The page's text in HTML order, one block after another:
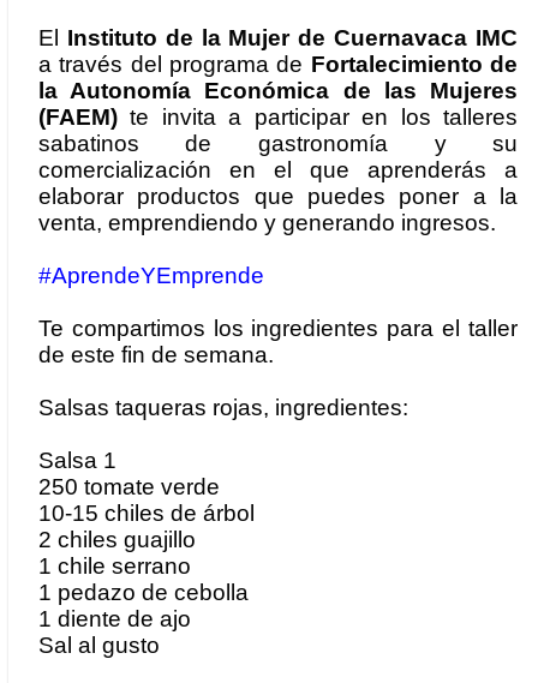
El Instituto de la Mujer de Cuernavaca IMC
a través del programa de Fortalecimiento de
la Autonomía Económica de las Mujeres
(FAEM)te invita a participar en los talleres
sabatinos de gastronomía y su
comercialización en el que aprenderás a
elaborar productos que puedes poner a la
venta, emprendiendo y generando ingresos.
#AprendeYEmprende
Te compartimos los ingredientes para el taller
de este fin de semana.
Salsas taqueras rojas, ingredientes:
Salsa 1
250 tomate verde
10-15 chiles de árbol
2 chiles guajillo
1 chile serrano
1 pedazo de cebolla
1 diente de ajo
Sal al gusto